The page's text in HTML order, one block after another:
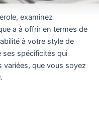
examinez
a à offrir en termes de
à votre style de
ses spécificités qui
variées, que vous soyez